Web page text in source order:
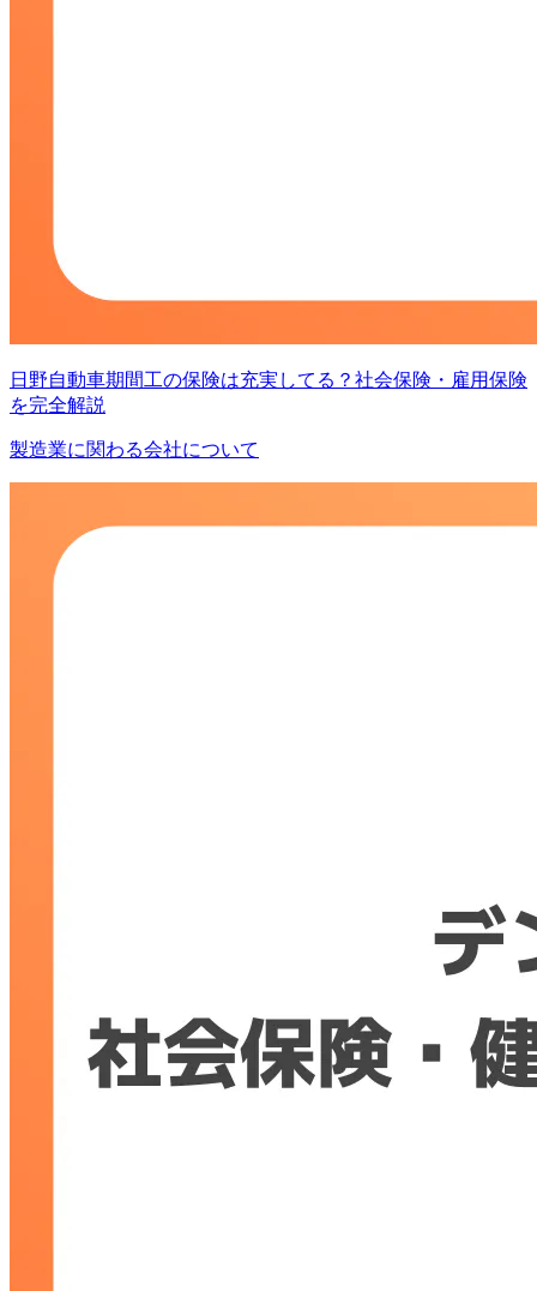
日野自動車期間工の保険は充実してる？社会保険・雇用保険
を完全解説
製造業に関わる会社について